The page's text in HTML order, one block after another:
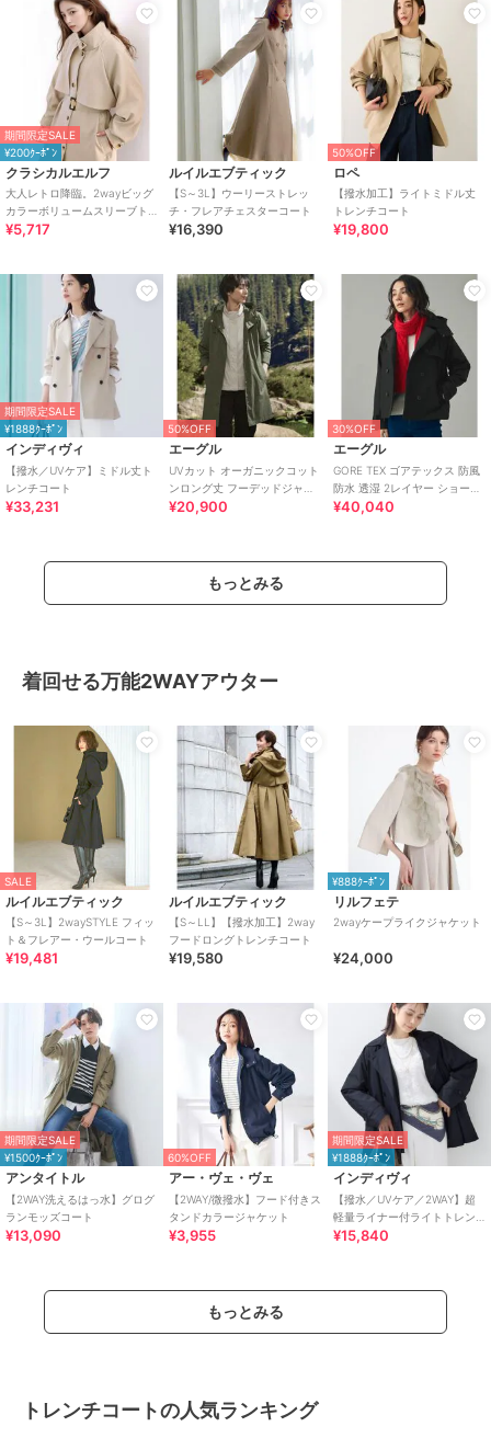
期間限定SALE
¥200ｸｰﾎﾟﾝ
クラシカルエルフ
大人レトロ降臨。2wayビッグ
カラーボリュームスリーブト
レンチコート
¥5,717
ルイルエブティック
【S～3L】ウーリーストレッ
チ・フレアチェスターコート
¥16,390
50%OFF
ロペ
【撥水加工】ライトミドル丈
トレンチコート
¥19,800
期間限定SALE
¥1888ｸｰﾎﾟﾝ
インディヴィ
【撥水／UVケア】ミドル丈ト
レンチコート
¥33,231
50%OFF
エーグル
UVカット オーガニックコット
ンロング丈 フーデッドジャケ
ット
¥20,900
30%OFF
エーグル
GORE TEX ゴアテックス 防風
防水 透湿 2レイヤー ショート
トレンチコート / フード脱着
¥40,040
もっとみる
着回せる万能2WAYアウター
SALE
ルイルエブティック
【S～3L】2waySTYLE フィッ
ト＆フレアー・ウールコート
¥19,481
ルイルエブティック
【S～LL】【撥水加工】2way
フードロングトレンチコート
¥19,580
¥888ｸｰﾎﾟﾝ
リルフェテ
2wayケープライクジャケット
¥24,000
期間限定SALE
¥1500ｸｰﾎﾟﾝ
アンタイトル
【2WAY洗えるはっ水】グログ
ランモッズコート
¥13,090
60%OFF
アー・ヴェ・ヴェ
【2WAY/微撥水】フード付きス
タンドカラージャケット
¥3,955
期間限定SALE
¥1888ｸｰﾎﾟﾝ
インディヴィ
【撥水／UVケア／2WAY】超
軽量ライナー付ライトトレン
チコート
¥15,840
もっとみる
トレンチコートの人気ランキング